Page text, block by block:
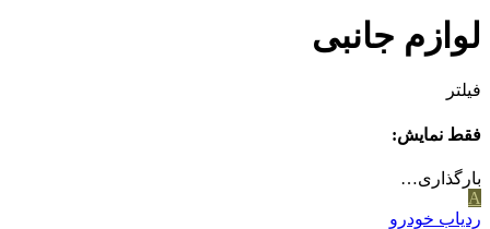
لوازم جانبی
فیلتر
فقط نمایش:
بارگذاری…
A
ردیاب خودرو